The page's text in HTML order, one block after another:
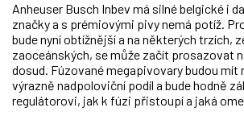
Anheuser Busch Inbev má silné belgické i
značky a s prémiovými pivy nemá potíž.
bude nyní obtížnější a na některých trzích,
zaoceánských, se může začít prosazovat
dosud. Fúzované megapivovary budou mít
výrazně nadpoloviční podíl a bude hodně
regulátorovi, jak k fúzi přistoupí a jaká